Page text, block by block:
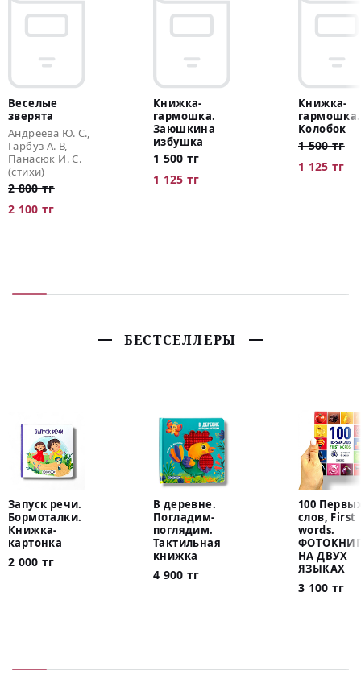
Веселые
зверята
Андреева Ю. С.,
Гарбуз А. В,
Панасюк И. С.
(стихи)
2 800 тг
2 100 тг
Книжка-
гармошка.
Заюшкина
избушка
1 500 тг
1 125 тг
Книжка-
гармошка.
Колобок
1 500 тг
1 125 тг
БЕСТСЕЛЛЕРЫ
Запуск речи.
Бормоталки.
Книжка-
картонка
2 000 тг
В деревне.
Погладим-
поглядим.
Тактильная
книжка
4 900 тг
100
слов, First
words.
НА ДВУХ
ЯЗЫКАХ
3 100 тг